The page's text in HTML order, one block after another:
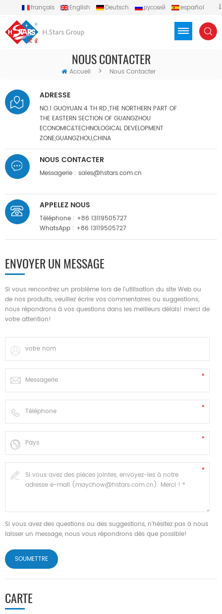
français English Deutsch русский
español
NOUS CONTACTER
Accueil > Nous Contacter
ADRESSE
NO.1 GUOYUAN 4 TH RD.,THE NORTHERN PART OF
THE EASTERN SECTION OF GUANGZHOU
ECONOMIC&TECHNOLOGICAL DEVELOPMENT
ZONE,GUANGZHOU,CHINA
NOUS CONTACTER
Messagerie : sales@hstars.com.cn
APPELEZ NOUS
Téléphone : +86 13119505727
WhatsApp : +86 13119505727
ENVOYER UN MESSAGE
Si vous rencontrez un problème lors de l'utilisation du site Web ou
de nos produits, veuillez écrire vos commentaires ou suggestions,
nous répondrons à vos questions dans les meilleurs délais! merci de
votre attention!
Si vous avez des questions ou des suggestions, n'hésitez pas à nous
laisser un message, nous vous répondrons dès que possible!
CARTE